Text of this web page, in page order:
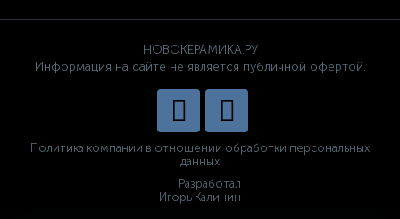
НОВОКЕРАМИКА.РУ
Информация на сайте не является публичной офертой.
Политика компании в отношении обработки персональных
данных
Разработал
Игорь Калинин